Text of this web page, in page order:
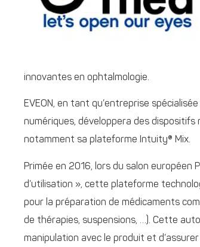
innovantes en ophtalmologie.
EVEON, en tant qu’entreprise
numériques, développera des
notamment sa plateforme Intuity® Mix.
Primée en 2016, lors du salon
d’utilisation », cette plateforme
pour la préparation de médicaments
de thérapies, suspensions, …). Cette
manipulation avec le produit et